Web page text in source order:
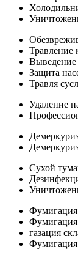
Травление
Выведение
Защита
Травля
Удаление
Сухой
Фумигация
газация
Фумигация